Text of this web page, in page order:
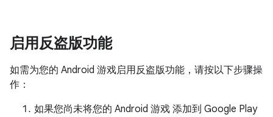
启用反盗版功能
如需为您的 Android 游戏启用反盗版功能，请按以下步骤操
作：
如果您尚未将您的 Android 游戏 添加到 Google Play